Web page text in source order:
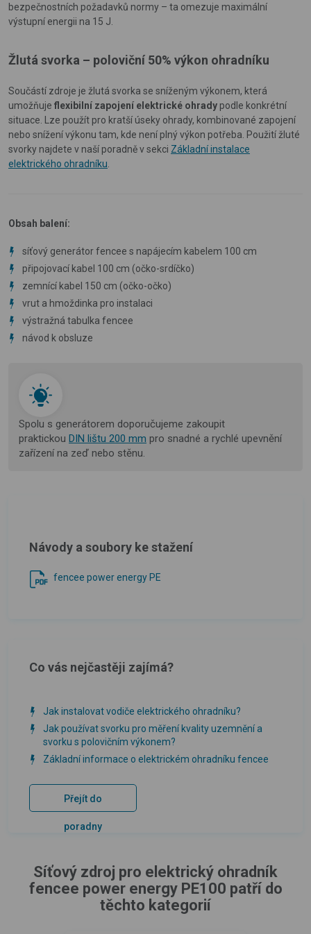
bezpečnostních požadavků normy – ta omezuje maximální
výstupní energii na 15 J.
Žlutá svorka – poloviční 50% výkon ohradníku
Součástí zdroje je žlutá svorka se sníženým výkonem, která
umožňuje flexibilní zapojení elektrické ohrady podle konkrétní
situace. Lze použít pro kratší úseky ohrady, kombinované zapojení
nebo snížení výkonu tam, kde není plný výkon potřeba. Použití žluté
svorky najdete v naší poradně v sekci Základní instalace
elektrického ohradníku
Obsah balení:
síťový generátor fencee s napájecím kabelem 100 cm
připojovací kabel 100 cm (očko-srdíčko)
zemnící kabel 150 cm (očko-očko)
vrut a hmoždinka pro instalaci
výstražná tabulka fencee
návod k obsluze
Spolu s generátorem doporučujeme zakoupit
praktickou DIN lištu 200 mm pro snadné a rychlé upevnění
zařízení na zeď nebo stěnu.
Návody a soubory ke stažení
fencee power energy PE
Co vás nejčastěji zajímá?
Jak instalovat vodiče elektrického ohradníku?
Jak používat svorku pro měření kvality uzemnění a
svorku s polovičním výkonem?
Základní informace o elektrickém ohradníku fencee
Přejít do
poradny
Síťový zdroj pro elektrický ohradník
fencee power energy PE100 patří do
těchto kategorií